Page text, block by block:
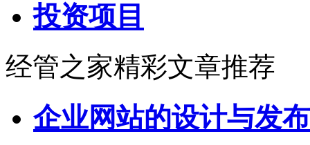
投资项目
经管之家精彩文章推荐
企业网站的设计与发